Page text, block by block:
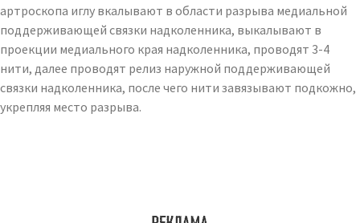
артроскопа иглу вкалывают в области разрыва медиальной
поддерживающей связки надколенника, выкалывают в
проекции медиального края надколенника, проводят 3-4
нити, далее проводят релиз наружной поддерживающей
связки надколенника, после чего нити завязывают подкожно,
укрепляя место разрыва.